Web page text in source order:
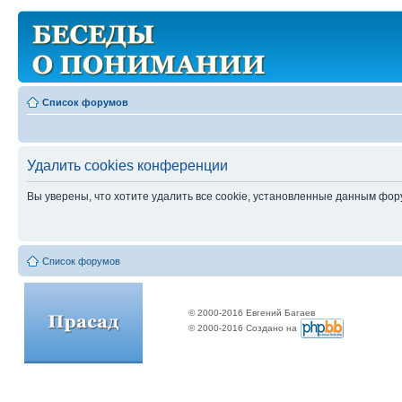
Список форумов
Удалить cookies конференции
Вы уверены, что хотите удалить все cookie, установленные данным
Список форумов
© 2000-2016 Евгений Багаев
© 2000-2016 Создано на